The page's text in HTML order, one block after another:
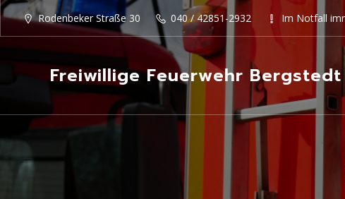
Rodenbeker Straße 30 040 / 42851-2932 Im Notfall
Freiwillige Feuerwehr Bergstedt